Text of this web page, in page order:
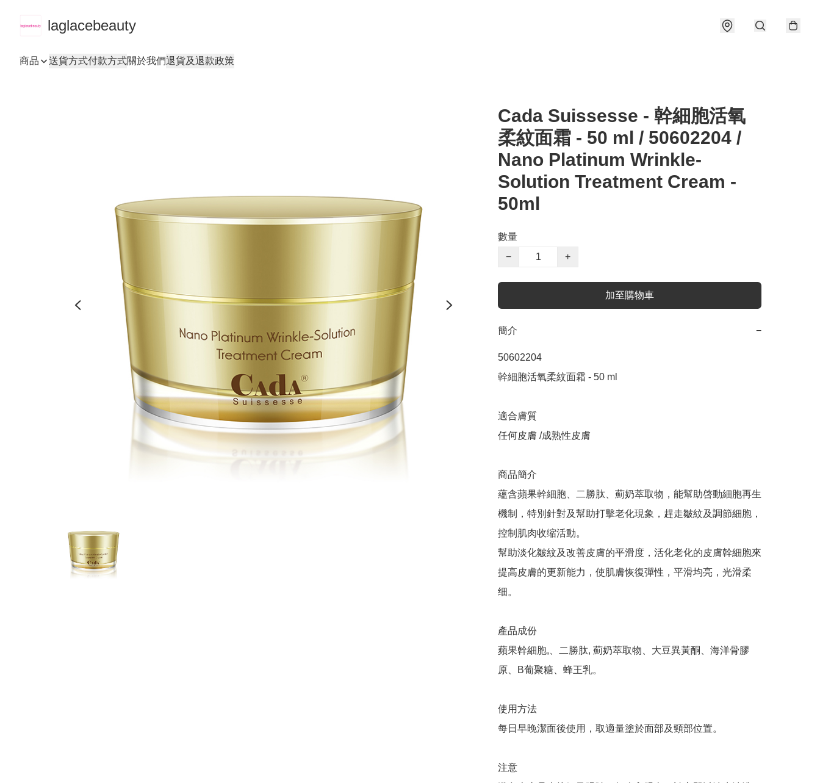
laglacebeauty
商品 送貨方式付款方式關於我們退貨及退款政策
Cada Suissesse - 幹細胞活氧
柔紋面霜 - 50 ml / 50602204 /
Nano Platinum Wrinkle-
Solution Treatment Cream -
50ml
數量
−
+
加至購物車
簡介 −
50602204
幹細胞活氧柔紋面霜 - 50 ml
適合膚質
任何皮膚 /成熟性皮膚
商品簡介
蘊含蘋果幹細胞、二勝肽、薊奶萃取物，能幫助啓動細胞再生
機制，特別針對及幫助打擊老化現象，趕走皺紋及調節細胞，
控制肌肉收缩活動。
幫助淡化皺紋及改善皮膚的平滑度，活化老化的皮膚幹細胞來
提高皮膚的更新能力，使肌膚恢復彈性，平滑均亮，光滑柔
细。
產品成份
蘋果幹細胞,、二勝肽, 薊奶萃取物、大豆異黃酮、海洋骨膠
原、B葡聚糖、蜂王乳。
使用方法
每日早晚潔面後使用，取適量塗於面部及頸部位置。
注意